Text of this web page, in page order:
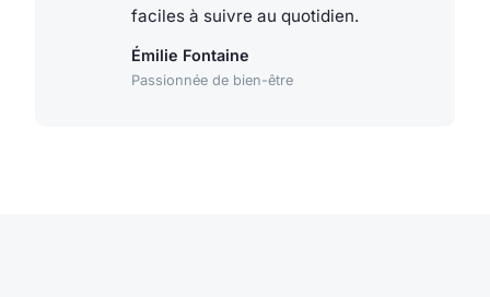
faciles à suivre au quotidien.
Émilie Fontaine
Passionnée de bien-être